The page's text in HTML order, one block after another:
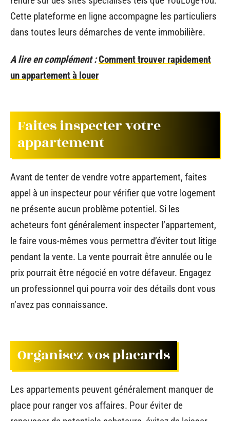
Cette plateforme en ligne accompagne les particuliers
dans toutes leurs démarches de vente immobilière.
A lire en complément :Comment trouver rapidement
un appartement à louer
Faites inspecter votre
appartement
Avant de tenter de vendre votre appartement, faites
appel à un inspecteur pour vérifier que votre logement
ne présente aucun problème potentiel. Si les
acheteurs font généralement inspecter l’appartement,
le faire vous-mêmes vous permettra d’éviter tout litige
pendant la vente. La vente pourrait être annulée ou le
prix pourrait être négocié en votre défaveur. Engagez
un professionnel qui pourra voir des détails dont vous
n’avez pas connaissance.
Organisez vos placards
Les appartements peuvent généralement manquer de
place pour ranger vos affaires. Pour éviter de